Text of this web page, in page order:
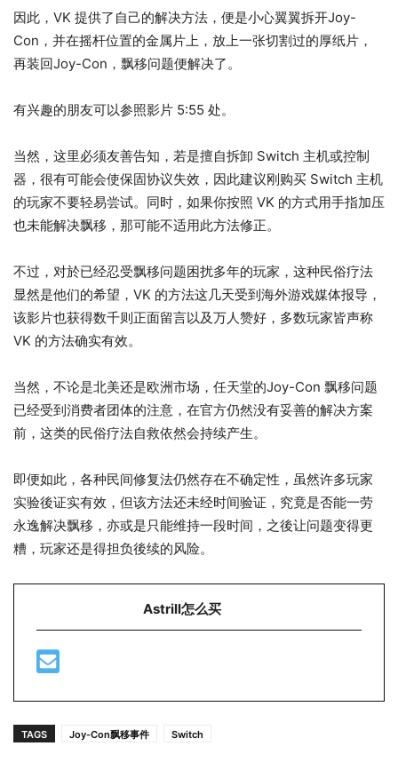
因此，VK 提供了自己的解决方法，便是小心翼翼拆开Joy-
Con，并在摇杆位置的金属片上，放上一张切割过的厚纸片，
再装回Joy-Con，飘移问题便解决了。
有兴趣的朋友可以参照影片 5:55 处。
当然，这里必须友善告知，若是擅自拆卸 Switch 主机或控制
器，很有可能会使保固协议失效，因此建议刚购买 Switch 主机
的玩家不要轻易尝试。同时，如果你按照 VK 的方式用手指加压
也未能解决飘移，那可能不适用此方法修正。
不过，对於已经忍受飘移问题困扰多年的玩家，这种民俗疗法
显然是他们的希望，VK 的方法这几天受到海外游戏媒体报导，
该影片也获得数千则正面留言以及万人赞好，多数玩家皆声称
VK 的方法确实有效。
当然，不论是北美还是欧洲市场，任天堂的Joy-Con 飘移问题
已经受到消费者团体的注意，在官方仍然没有妥善的解决方案
前，这类的民俗疗法自救依然会持续产生。
即便如此，各种民间修复法仍然存在不确定性，虽然许多玩家
实验後证实有效，但该方法还未经时间验证，究竟是否能一劳
永逸解决飘移，亦或是只能维持一段时间，之後让问题变得更
糟，玩家还是得担负後续的风险。
Astrill怎么买
TAGS Joy-Con飘移事件 Switch